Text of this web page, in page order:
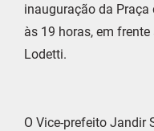
inauguração da
às 19 horas, em
Lodetti.
O Vice-prefeito Jandir